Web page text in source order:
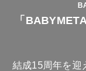
「
結成15周年を迎